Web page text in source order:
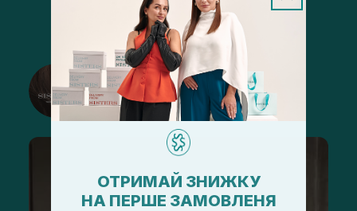
@sisters_stelmakh в Instagram
Підписатися
ОТРИМАЙ ЗНИЖКУ
НА ПЕРШЕ ЗАМОВЛЕНЯ